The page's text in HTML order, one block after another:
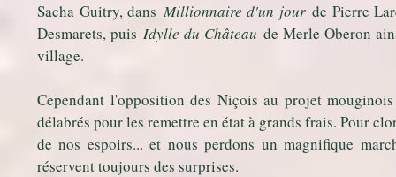
Sacha Guitry, dansMillionnaire d'un jourde Pierre
Desmarets, puis Idylle du Château de Merle Oberon
village.
Cependant l'opposition des Niçois au projet
délabrés pour les remettre en état à grands frais. Pour
de nos espoirs... et nous perdons un magnifique
réservent toujours des surprises.